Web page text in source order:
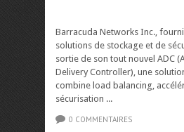
Barracuda Networks Inc.,
solutions de stockage et de
sortie de son tout nouvel ADC
Delivery Controller), une
combine load balancing,
sécurisation ...
0 COMMENTAIRES